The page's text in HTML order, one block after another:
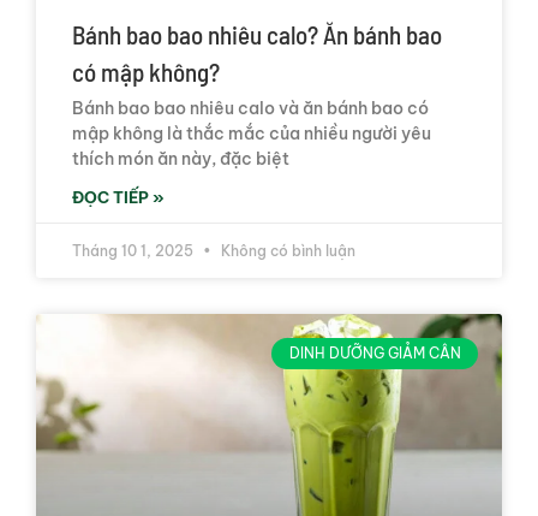
Bánh bao bao nhiêu calo? Ăn bánh bao
có mập không?
Bánh bao bao nhiêu calo và ăn bánh bao có
mập không là thắc mắc của nhiều người yêu
thích món ăn này, đặc biệt
ĐỌC TIẾP »
Tháng 10 1, 2025 Không có bình luận
DINH DƯỠNG GIẢM CÂN